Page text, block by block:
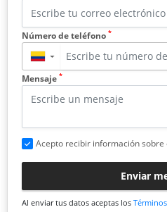
Número de teléfono *
▼
Mensaje *
Acepto recibir información
Enviar
Al enviar tus datos aceptas los